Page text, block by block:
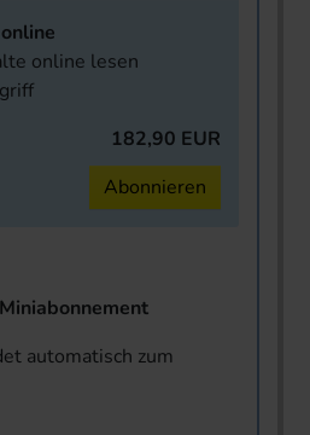
online lesen
182,90 EUR
Abonnieren
automatisch zum